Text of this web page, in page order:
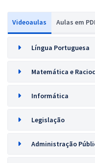
Videoaulas Aulas em
Língua Portuguesa
Matemática e
Informática
Legislação
Administração